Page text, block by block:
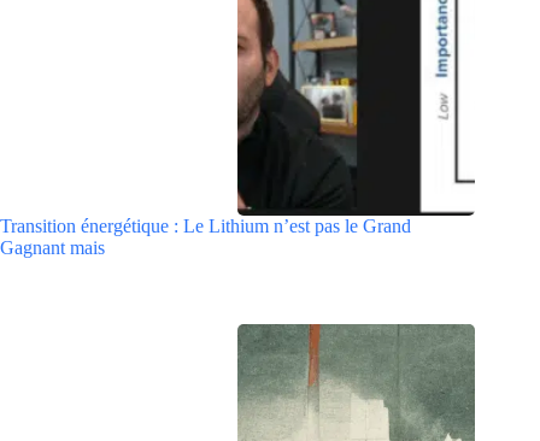
Transition énergétique : Le Lithium n’est pas le Grand
Gagnant mais